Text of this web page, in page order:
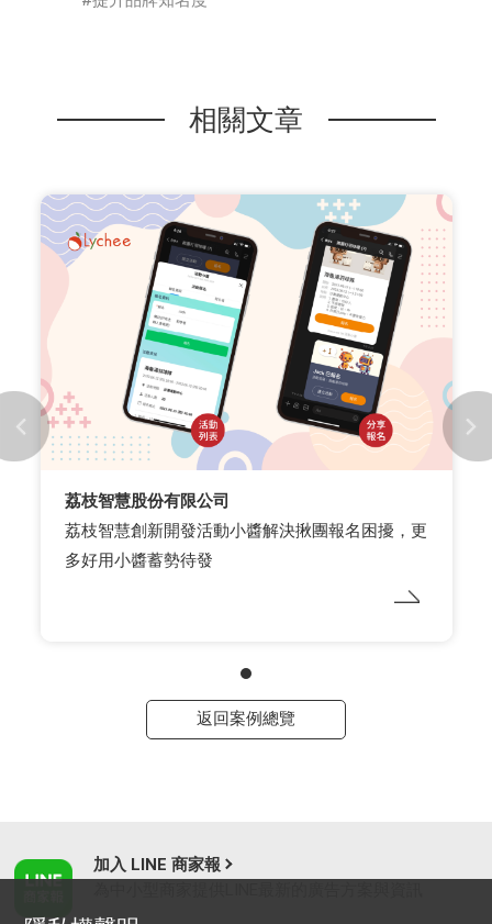
相關文章
荔枝智慧股份有限公司
荔枝智慧創新開發活動小醬解決揪團報名困擾，更
多好用小醬蓄勢待發
返回案例總覽
加入 LINE 商家報